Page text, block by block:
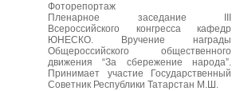
Фоторепортаж
Пленарное заседание III
Всероссийского конгресса кафедр
ЮНЕСКО. Вручение награды
Общероссийского общественного
движения “За сбережение народа”.
Принимает участие Государственный
Советник Республики Татарстан М.Ш.